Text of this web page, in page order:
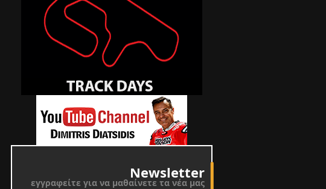
Newsletter
εγγραφείτε για να μαθαίνετε τα νέα μας